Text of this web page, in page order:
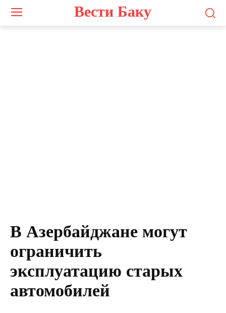
Вести Баку
В Азербайджане могут
ограничить
эксплуатацию старых
автомобилей